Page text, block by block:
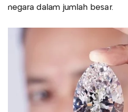
negara dalam jumlah besar.